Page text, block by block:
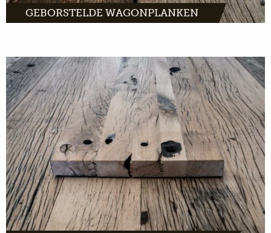
GEBORSTELDE WAGONPLANKEN
Samengestelde wagonplanken zijn extra
brede planken van oud eiken. Een perfect
houtproduct voor onder andere
vensterbanken, trappen en sidetables.
MEER INFO